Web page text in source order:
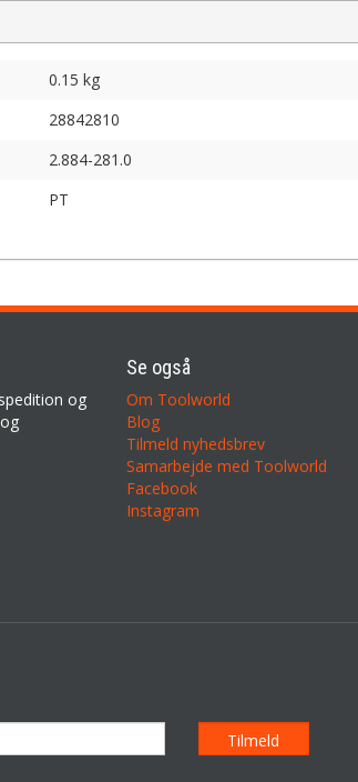
0.15 kg
28842810
2.884-281.0
PT
og
Se også
Om Toolworld
Blog
Tilmeld nyhedsbrev
Samarbejde med Toolworld
Facebook
Instagram